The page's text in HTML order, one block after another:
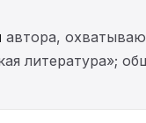
автора,
литература»;